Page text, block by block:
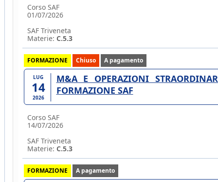
Corso SAF
01/07/2026
SAF Triveneta
Materie: C.5.3
FORMAZIONE Chiuso A pagamento
LUG
14
2026
M&A E OPERAZIONI
FORMAZIONE SAF
Corso SAF
14/07/2026
SAF Triveneta
Materie: C.5.3
FORMAZIONE A pagamento